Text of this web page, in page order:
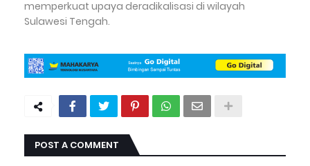
memperkuat upaya deradikalisasi di wilayah
Sulawesi Tengah.
POST A COMMENT